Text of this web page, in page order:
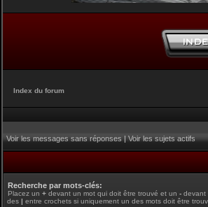
Index du forum
Voir les messages sans réponses|Voir les sujets actifs
Recherche par mots-clés:
Placez un + devant un mot qui doit être trouvé et un - devant
des | entre crochets si uniquement un des mots doit être